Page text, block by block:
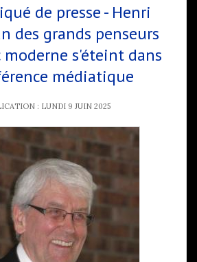
de presse - Henri
des grands penseurs
moderne s'éteint dans
médiatique
: LUNDI 9 JUIN 2025